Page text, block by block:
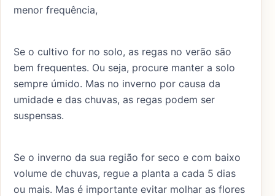
menor frequência,
Se o cultivo for no solo, as regas no verão são
bem frequentes. Ou seja, procure manter a solo
sempre úmido. Mas no inverno por causa da
umidade e das chuvas, as regas podem ser
suspensas.
Se o inverno da sua região for seco e com baixo
volume de chuvas, regue a planta a cada 5 dias
ou mais. Mas é importante evitar molhar as flores